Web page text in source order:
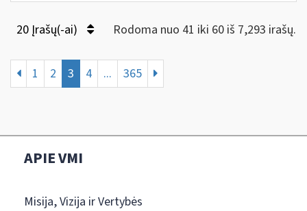
20 Įrašų(-ai) Rodoma nuo 41 iki 60 iš 7,293 irašų.
1 2 3 4 ... 365
APIE VMI
Misija, Vizija ir Vertybės